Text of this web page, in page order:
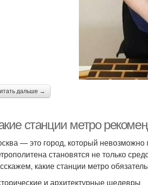
дальше →
станции метро
— это город, который невозможно
становятся не только
какие станции метро
и архитектурные шедевры